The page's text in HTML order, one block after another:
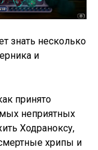
знать несколько
и
принято
неприятных
Ходраноксу,
хрипы и